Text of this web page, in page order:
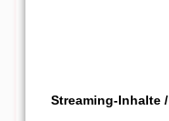
Streaming-Inhalte